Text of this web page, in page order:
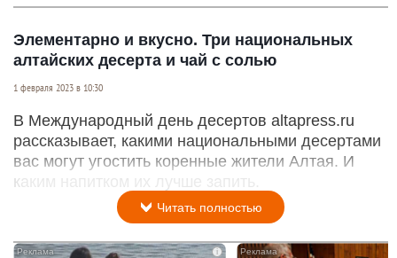
Элементарно и вкусно. Три национальных
алтайских десерта и чай с солью
1 февраля 2023 в 10:30
В Международный день десертов altapress.ru
рассказывает, какими национальными десертами
вас могут угостить коренные жители Алтая. И
каким напитком их лучше запить.
Читать полностью
i